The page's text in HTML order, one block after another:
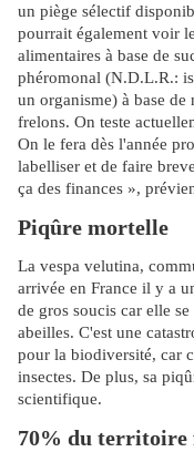
un piège sélectif
pourrait également voir
alimentaires à base de
phéromonal (N.D.L.R.:
un organisme) à base
frelons. On teste
On le fera dès l'année
labelliser et de faire
ça des finances »,
Piqûre mortelle
La vespa velutina,
arrivée en France il y a
de gros soucis car elle
abeilles. C'est une
pour la biodiversité, car
insectes. De plus, sa
scientifique.
70% du territoire